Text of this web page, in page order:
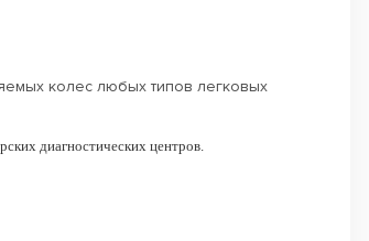
колес любых типов легковых
диагностических центров.